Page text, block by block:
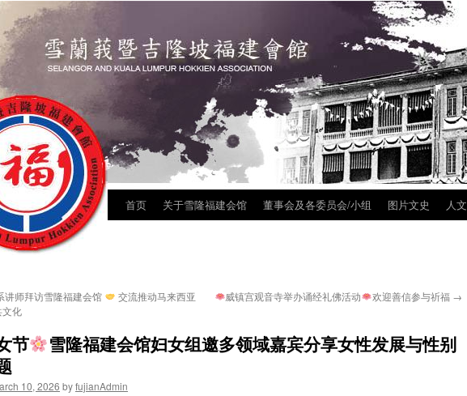
Skip首页 关于雪隆福建会馆 董事会及各委员会/小组 图片文史 人文
讲师拜访雪隆福建会馆
交流推动马来西亚
文化
威镇宫观音寺举办诵经礼佛活动 欢迎善信参与祈福 →
节
雪隆福建会馆妇女组邀多领域嘉宾分享女性发展与性别
10, 2026 byfujianAdmin